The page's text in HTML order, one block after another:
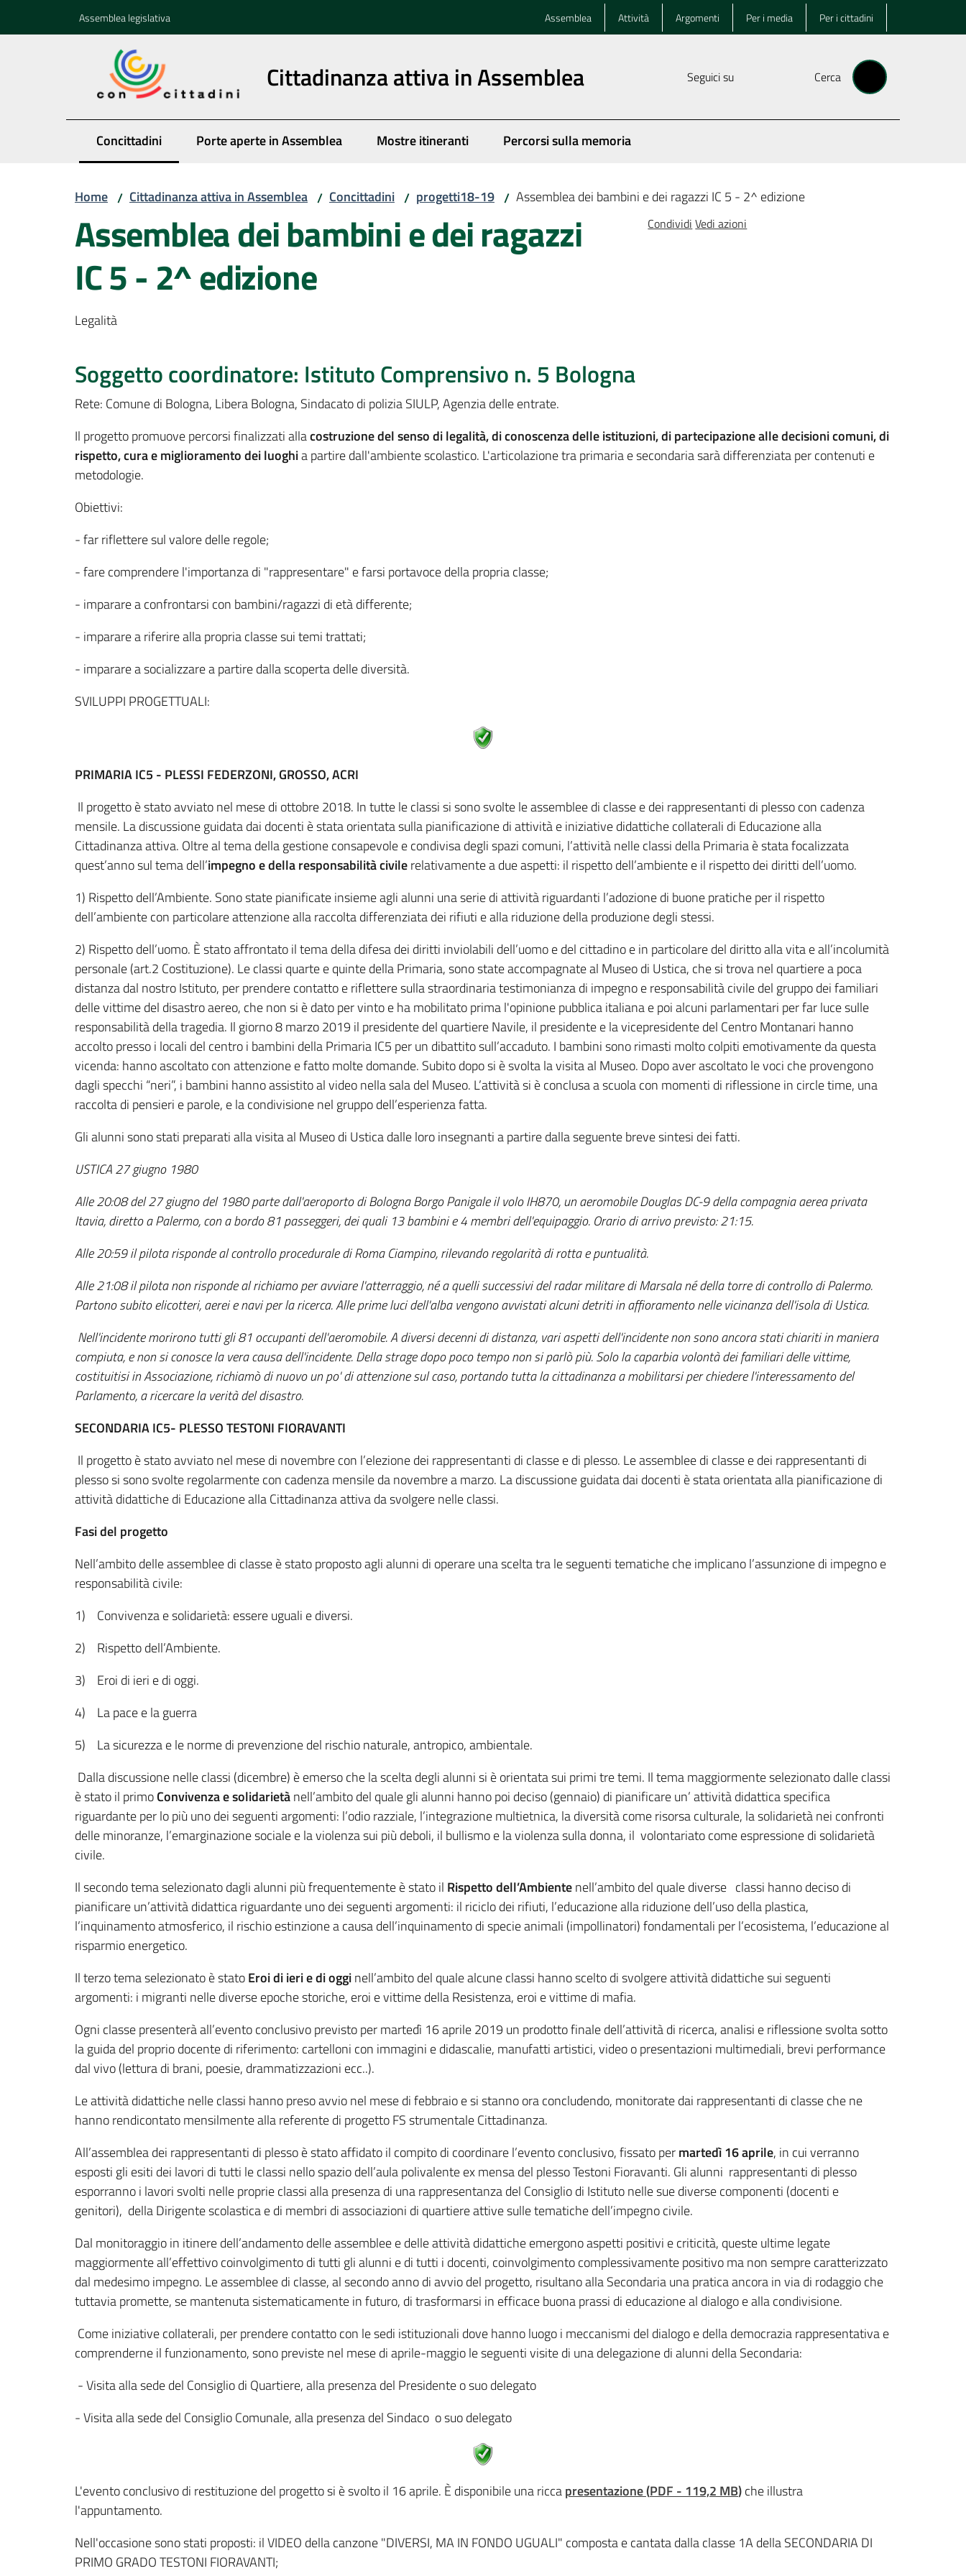
Assemblea legislativa Assemblea Attività Argomenti Per i media Per i cittadini
Cittadinanza attiva in Assemblea Seguici su Cerca
Concittadini
Menu selezionato Porte aperte in Assemblea Mostre itineranti Percorsi sulla memoria
Home / Cittadinanza attiva in Assemblea / Concittadini / progetti18-19 / Assemblea dei bambini e dei ragazzi IC 5 - 2^ edizione
Assemblea dei bambini e dei ragazzi
IC 5 - 2^ edizione
Legalità
Condividi Vedi azioni
Soggetto coordinatore: Istituto Comprensivo n. 5 Bologna
Rete: Comune di Bologna, Libera Bologna, Sindacato di polizia SIULP, Agenzia delle entrate.
Il progetto promuove percorsi finalizzati allacostruzione del senso di legalità, di conoscenza delle istituzioni, di partecipazione alle decisioni comuni, di
rispetto, cura e miglioramento dei luoghia partire dall'ambiente scolastico. L'articolazione tra primaria e secondaria sarà differenziata per contenuti e
metodologie.
Obiettivi:
- far riflettere sul valore delle regole;
- fare comprendere l'importanza di "rappresentare" e farsi portavoce della propria classe;
- imparare a confrontarsi con bambini/ragazzi di età differente;
- imparare a riferire alla propria classe sui temi trattati;
- imparare a socializzare a partire dalla scoperta delle diversità.
SVILUPPI PROGETTUALI:
PRIMARIA IC5 - PLESSI FEDERZONI, GROSSO, ACRI
Il progetto è stato avviato nel mese di ottobre 2018. In tutte le classi si sono svolte le assemblee di classe e dei rappresentanti di plesso con cadenza
mensile. La discussione guidata dai docenti è stata orientata sulla pianificazione di attività e iniziative didattiche collaterali di Educazione alla
Cittadinanza attiva. Oltre al tema della gestione consapevole e condivisa degli spazi comuni, l’attività nelle classi della Primaria è stata focalizzata
quest’anno sul tema dell’impegno e della responsabilità civilerelativamente a due aspetti: il rispetto dell’ambiente e il rispetto dei diritti dell’uomo.
1) Rispetto dell’Ambiente. Sono state pianificate insieme agli alunni una serie di attività riguardanti l’adozione di buone pratiche per il rispetto
dell’ambiente con particolare attenzione alla raccolta differenziata dei rifiuti e alla riduzione della produzione degli stessi.
2) Rispetto dell’uomo. È stato affrontato il tema della difesa dei diritti inviolabili dell’uomo e del cittadino e in particolare del diritto alla vita e all’incolumità
personale (art.2 Costituzione). Le classi quarte e quinte della Primaria, sono state accompagnate al Museo di Ustica, che si trova nel quartiere a poca
distanza dal nostro Istituto, per prendere contatto e riflettere sulla straordinaria testimonianza di impegno e responsabilità civile del gruppo dei familiari
delle vittime del disastro aereo, che non si è dato per vinto e ha mobilitato prima l'opinione pubblica italiana e poi alcuni parlamentari per far luce sulle
responsabilità della tragedia. Il giorno 8 marzo 2019 il presidente del quartiere Navile, il presidente e la vicepresidente del Centro Montanari hanno
accolto presso i locali del centro i bambini della Primaria IC5 per un dibattito sull’accaduto. I bambini sono rimasti molto colpiti emotivamente da questa
vicenda: hanno ascoltato con attenzione e fatto molte domande. Subito dopo si è svolta la visita al Museo. Dopo aver ascoltato le voci che provengono
dagli specchi “neri”, i bambini hanno assistito al video nella sala del Museo. L’attività si è conclusa a scuola con momenti di riflessione in circle time, una
raccolta di pensieri e parole, e la condivisione nel gruppo dell’esperienza fatta.
Gli alunni sono stati preparati alla visita al Museo di Ustica dalle loro insegnanti a partire dalla seguente breve sintesi dei fatti.
USTICA 27 giugno 1980
Alle 20:08 del 27 giugno del 1980 parte dall'aeroporto di Bologna Borgo Panigale il volo IH870, un aeromobile Douglas DC-9 della compagnia aerea privata
Itavia, diretto a Palermo, con a bordo 81 passeggeri, dei quali 13 bambini e 4 membri dell'equipaggio. Orario di arrivo previsto: 21:15.
Alle 20:59 il pilota risponde al controllo procedurale di Roma Ciampino, rilevando regolarità di rotta e puntualità.
Alle 21:08 il pilota non risponde al richiamo per avviare l'atterraggio, né a quelli successivi del radar militare di Marsala né della torre di controllo di Palermo.
Partono subito elicotteri, aerei e navi per la ricerca. Alle prime luci dell'alba vengono avvistati alcuni detriti in affioramento nelle vicinanza dell'isola di Ustica.
Nell'incidente morirono tutti gli 81 occupanti dell'aeromobile. A diversi decenni di distanza, vari aspetti dell'incidente non sono ancora stati chiariti in maniera
compiuta, e non si conosce la vera causa dell'incidente. Della strage dopo poco tempo non si parlò più. Solo la caparbia volontà dei familiari delle vittime,
costituitisi in Associazione, richiamò di nuovo un po' di attenzione sul caso, portando tutta la cittadinanza a mobilitarsi per chiedere l'interessamento del
Parlamento, a ricercare la verità del disastro.
SECONDARIA IC5- PLESSO TESTONI FIORAVANTI
Il progetto è stato avviato nel mese di novembre con l’elezione dei rappresentanti di classe e di plesso. Le assemblee di classe e dei rappresentanti di
plesso si sono svolte regolarmente con cadenza mensile da novembre a marzo. La discussione guidata dai docenti è stata orientata alla pianificazione di
attività didattiche di Educazione alla Cittadinanza attiva da svolgere nelle classi.
Fasi del progetto
Nell’ambito delle assemblee di classe è stato proposto agli alunni di operare una scelta tra le seguenti tematiche che implicano l’assunzione di impegno e
responsabilità civile:
1) Convivenza e solidarietà: essere uguali e diversi.
2) Rispetto dell’Ambiente.
3) Eroi di ieri e di oggi.
4) La pace e la guerra
5) La sicurezza e le norme di prevenzione del rischio naturale, antropico, ambientale.
Dalla discussione nelle classi (dicembre) è emerso che la scelta degli alunni si è orientata sui primi tre temi. Il tema maggiormente selezionato dalle classi
è stato il primoConvivenza e solidarietànell’ambito del quale gli alunni hanno poi deciso (gennaio) di pianificare un’ attività didattica specifica
riguardante per lo più uno dei seguenti argomenti: l’odio razziale, l’integrazione multietnica, la diversità come risorsa culturale, la solidarietà nei confronti
delle minoranze, l’emarginazione sociale e la violenza sui più deboli, il bullismo e la violenza sulla donna, il volontariato come espressione di solidarietà
civile.
Il secondo tema selezionato dagli alunni più frequentemente è stato il Rispetto dell’Ambientenell’ambito del quale diverse classi hanno deciso di
pianificare un’attività didattica riguardante uno dei seguenti argomenti: il riciclo dei rifiuti, l’educazione alla riduzione dell’uso della plastica,
l’inquinamento atmosferico, il rischio estinzione a causa dell’inquinamento di specie animali (impollinatori) fondamentali per l’ecosistema, l’educazione al
risparmio energetico.
Il terzo tema selezionato è statoEroi di ieri e di ogginell’ambito del quale alcune classi hanno scelto di svolgere attività didattiche sui seguenti
argomenti: i migranti nelle diverse epoche storiche, eroi e vittime della Resistenza, eroi e vittime di mafia.
Ogni classe presenterà all’evento conclusivo previsto per martedì 16 aprile 2019 un prodotto finale dell’attività di ricerca, analisi e riflessione svolta sotto
la guida del proprio docente di riferimento: cartelloni con immagini e didascalie, manufatti artistici, video o presentazioni multimediali, brevi performance
dal vivo (lettura di brani, poesie, drammatizzazioni ecc..).
Le attività didattiche nelle classi hanno preso avvio nel mese di febbraio e si stanno ora concludendo, monitorate dai rappresentanti di classe che ne
hanno rendicontato mensilmente alla referente di progetto FS strumentale Cittadinanza.
All’assemblea dei rappresentanti di plesso è stato affidato il compito di coordinare l’evento conclusivo, fissato permartedì 16 aprile, in cui verranno
esposti gli esiti dei lavori di tutti le classi nello spazio dell’aula polivalente ex mensa del plesso Testoni Fioravanti. Gli alunni rappresentanti di plesso
esporranno i lavori svolti nelle proprie classi alla presenza di una rappresentanza del Consiglio di Istituto nelle sue diverse componenti (docenti e
genitori), della Dirigente scolastica e di membri di associazioni di quartiere attive sulle tematiche dell’impegno civile.
Dal monitoraggio in itinere dell’andamento delle assemblee e delle attività didattiche emergono aspetti positivi e criticità, queste ultime legate
maggiormente all’effettivo coinvolgimento di tutti gli alunni e di tutti i docenti, coinvolgimento complessivamente positivo ma non sempre caratterizzato
dal medesimo impegno. Le assemblee di classe, al secondo anno di avvio del progetto, risultano alla Secondaria una pratica ancora in via di rodaggio che
tuttavia promette, se mantenuta sistematicamente in futuro, di trasformarsi in efficace buona prassi di educazione al dialogo e alla condivisione.
Come iniziative collaterali, per prendere contatto con le sedi istituzionali dove hanno luogo i meccanismi del dialogo e della democrazia rappresentativa e
comprenderne il funzionamento, sono previste nel mese di aprile-maggio le seguenti visite di una delegazione di alunni della Secondaria:
- Visita alla sede del Consiglio di Quartiere, alla presenza del Presidente o suo delegato
- Visita alla sede del Consiglio Comunale, alla presenza del Sindaco o suo delegato
L'evento conclusivo di restituzione del progetto si è svolto il 16 aprile. È disponibile una riccapresentazione(PDF - 119,2 MB)che illustra
l'appuntamento.
Nell'occasione sono stati proposti: il VIDEO della canzone "DIVERSI, MA IN FONDO UGUALI" composta e cantata dalla classe 1A della SECONDARIA DI
PRIMO GRADO TESTONI FIORAVANTI;